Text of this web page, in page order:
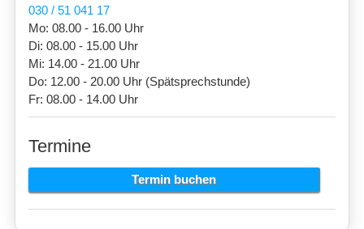
030 / 51 041 17
Mo: 08.00 - 16.00 Uhr
Di: 08.00 - 15.00 Uhr
Mi: 14.00 - 21.00 Uhr
Do: 12.00 - 20.00 Uhr (Spätsprechstunde)
Fr: 08.00 - 14.00 Uhr
Termine
Termin buchen